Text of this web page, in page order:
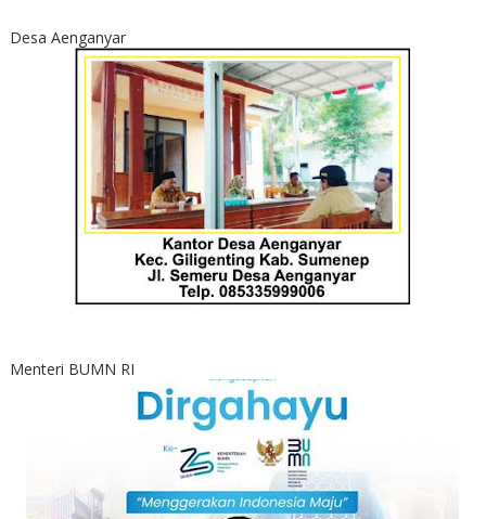
Desa Aenganyar
Menteri BUMN RI